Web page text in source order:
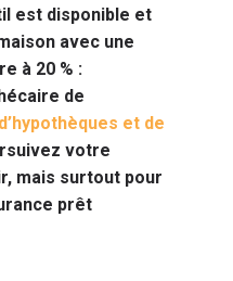
est disponible et
avec une
à 20 % :
de
et de
votre
mais surtout pour
prêt